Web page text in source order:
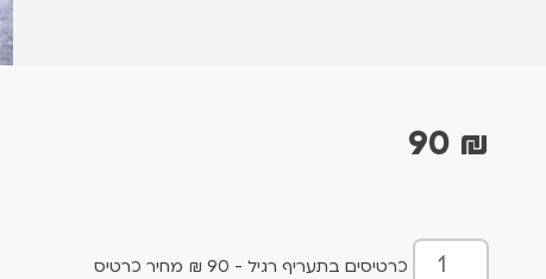
90 ₪
כרטיסים בתעריף רגיל - 90 ₪ מחיר כרטיס